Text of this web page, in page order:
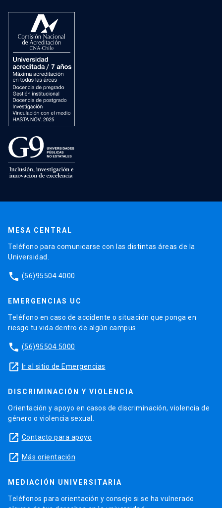
MESA CENTRAL
Teléfono para comunicarse con las distintas áreas de la
Universidad.
phone (56)95504 4000
EMERGENCIAS UC
Teléfono en caso de accidente o situación que ponga en
riesgo tu vida dentro de algún campus.
phone (56)95504 5000
launch Ir al sitio de Emergencias
DISCRIMINACIÓN Y VIOLENCIA
Orientación y apoyo en casos de discriminación, violencia de
género o violencia sexual.
launch Contacto para apoyo
launch Más orientación
MEDIACIÓN UNIVERSITARIA
Teléfonos para orientación y consejo si se ha vulnerado